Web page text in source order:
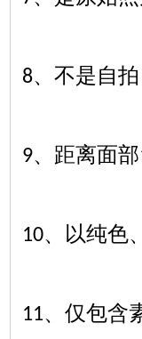
8、不是自拍
9、距离面部
10、以纯色
11、仅包含